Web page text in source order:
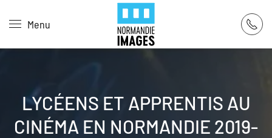
Skip to main content
Menu
LYCÉENS ET APPRENTIS AU
CINÉMA EN NORMANDIE 2019-
Panneau de gestion des cookies